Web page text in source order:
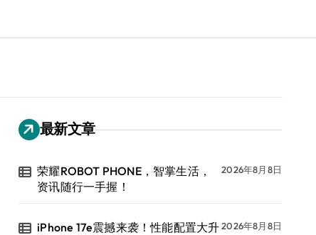
最新文章
荣耀ROBOT PHONE，智掌生活，
资讯随行一手握！
2026年8月8日
iPhone 17e震撼来袭！性能配置大升2026年8月8日